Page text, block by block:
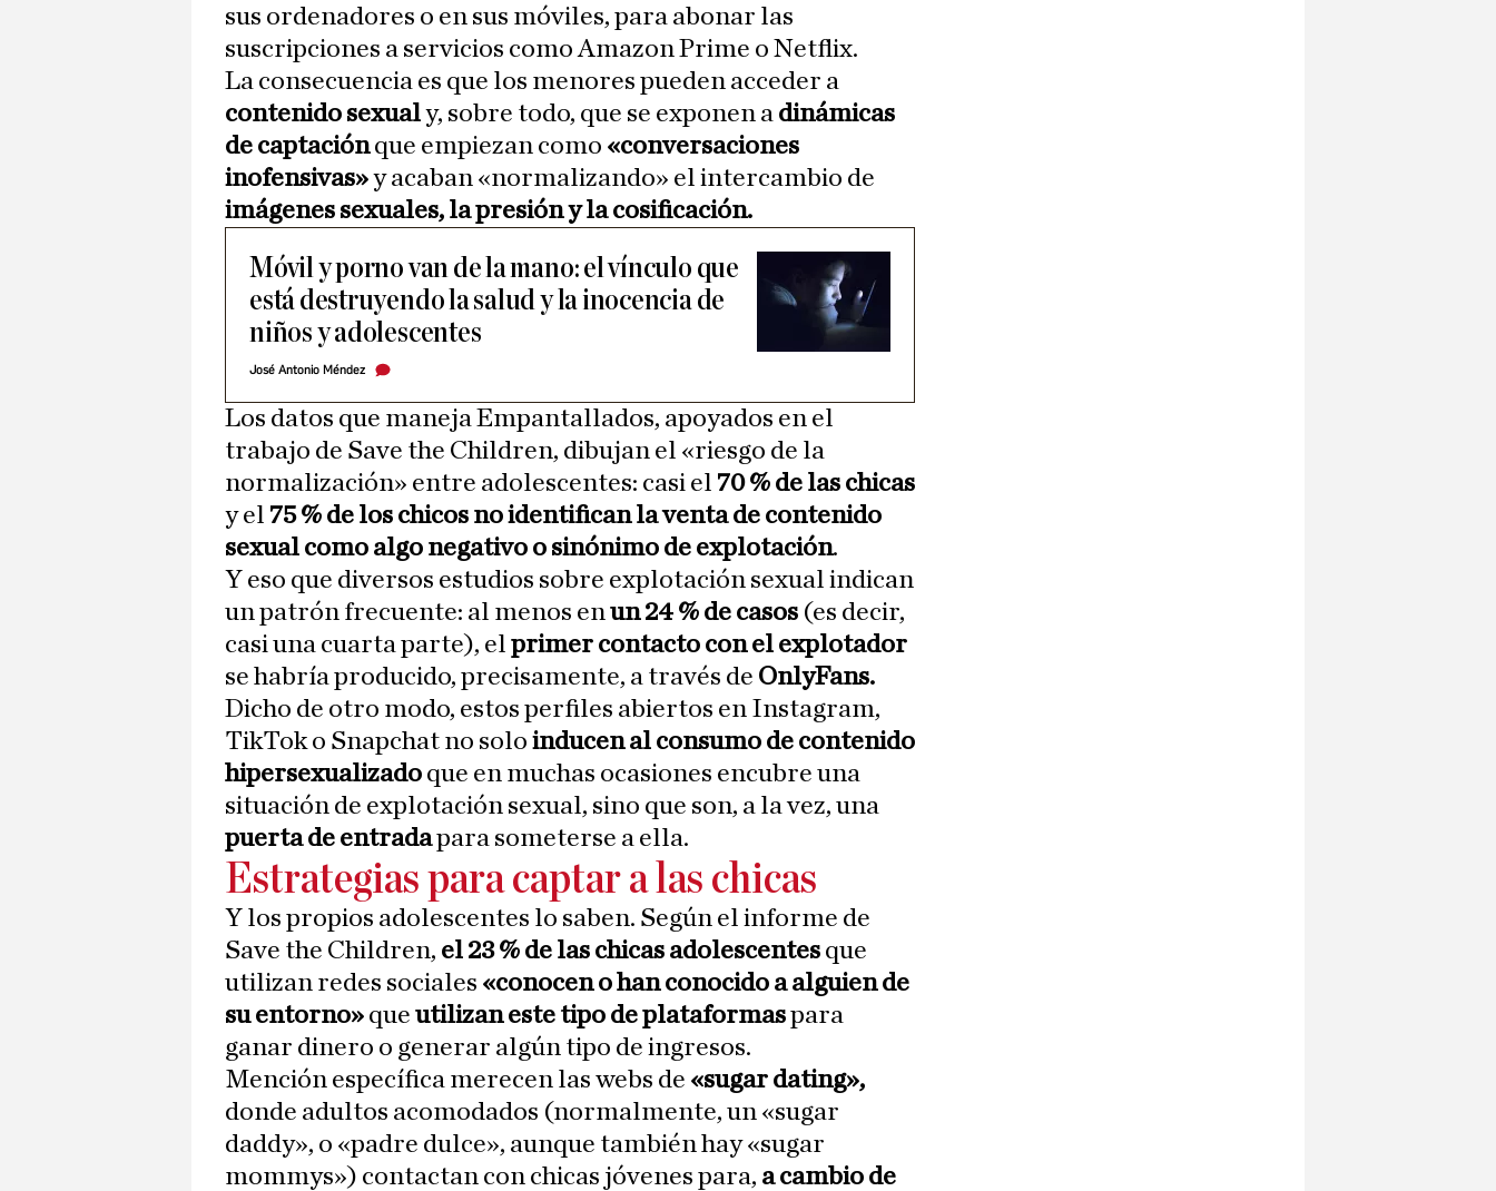
sus ordenadores o en sus móviles, para abonar las
suscripciones a servicios como Amazon Prime o Netflix.
La consecuencia es que los menores pueden acceder a
contenido sexualy, sobre todo, que se exponen a dinámicas
de captaciónque empiezan como «conversaciones
inofensivas»y acaban «normalizando» el intercambio de
imágenes sexuales, la presión y la cosificación.
Móvil y porno van de la mano: el vínculo que
está destruyendo la salud y la inocencia de
niños y adolescentes
José Antonio Méndez
Los datos que maneja Empantallados, apoyados en el
trabajo de Save the Children, dibujan el «riesgo de la
normalización» entre adolescentes: casi el 70 % de las chicas
y el 75 % de los chicos no identifican la venta de contenido
sexual como algo negativo o sinónimo de explotación.
Y eso que diversos estudios sobre explotación sexual indican
un patrón frecuente: al menos enun 24 % de casos (es decir,
casi una cuarta parte), el primer contacto con el explotador
se habría producido, precisamente, a través de OnlyFans.
Dicho de otro modo, estos perfiles abiertos en Instagram,
TikTok o Snapchat no solo inducen al consumo de contenido
hipersexualizado que en muchas ocasiones encubre una
situación de explotación sexual, sino que son, a la vez, una
puerta de entradapara someterse a ella.
Estrategias para captar a las chicas
Y los propios adolescentes lo saben. Según el informe de
Save the Children, el 23 % de las chicas adolescentes que
utilizan redes sociales «conocen o han conocido a alguien de
su entorno» que utilizan este tipo de plataformaspara
ganar dinero o generar algún tipo de ingresos.
Mención específica merecen las webs de «sugar dating»,
donde adultos acomodados (normalmente, un «sugar
daddy», o «padre dulce», aunque también hay «sugar
mommys») contactan con chicas jóvenes para, a cambio de